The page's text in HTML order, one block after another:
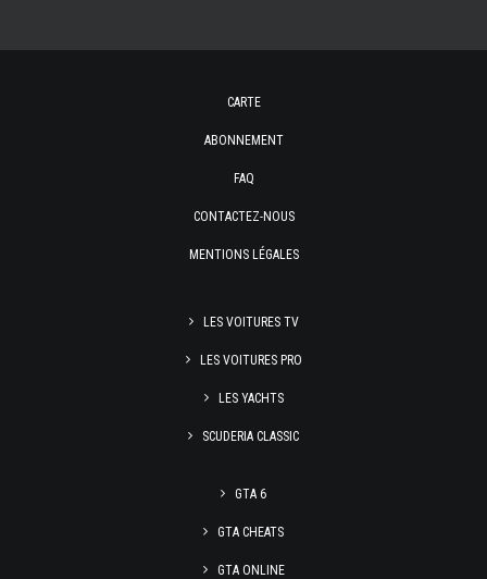
CARTE
ABONNEMENT
FAQ
CONTACTEZ-NOUS
MENTIONS LÉGALES
LES VOITURES TV
LES VOITURES PRO
LES YACHTS
SCUDERIA CLASSIC
GTA 6
GTA CHEATS
GTA ONLINE